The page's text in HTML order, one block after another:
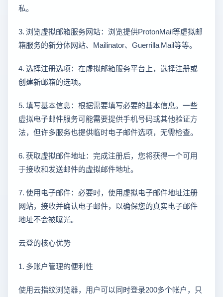
私。
3. 浏览虚拟邮箱服务网站：浏览提供ProtonMail等虚拟邮
箱服务的新分体网站、Mailinator、Guerrilla Mail等等。
4. 选择注册选项：在虚拟邮箱服务平台上，选择注册或
创建新邮箱的选项。
5. 填写基本信息：根据需要填写必要的基本信息。一些
虚拟电子邮件服务可能需要提供手机号码或其他验证方
法，但许多服务也提供临时电子邮件选项，无需检查。
6. 获取虚拟邮件地址：完成注册后，您将获得一个可用
于接收和发送邮件的虚拟邮件地址。
7. 使用电子邮件：必要时，使用虚拟电子邮件地址注册
网站，接收并确认电子邮件，以确保您的真实电子邮件
地址不会被曝光。
云登的核心优势
1. 多账户管理的便利性
使用云指纹浏览器，用户可以同时登录200多个帐户，只